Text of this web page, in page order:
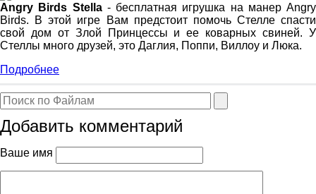
Angry Birds Stella- бесплатная игрушка на манер Angry
Birds. В этой игре Вам предстоит помочь Стелле спасти
свой дом от Злой Принцессы и ее коварных свиней. У
Стеллы много друзей, это Даглия, Поппи, Виллоу и Люка.
Подробнее
Добавить комментарий
Ваше имя